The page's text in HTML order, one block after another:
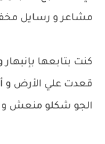
مشاعر و رسايل
كنت بتابعها
قعدت علي الأرض و
الجو شكلو منعش و